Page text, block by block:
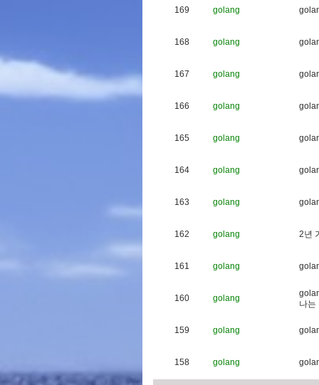
169 golang go a
168 golang go a
167 golang go a
166 golang go a
165 golang go a
164 golang go a
163 golang go a
162 golang 2년
161 golang go a
160 golang go a
나는
159 golang go a
158 golang go a